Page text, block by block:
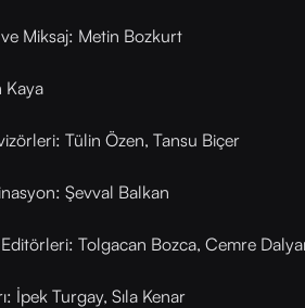
ve Miksaj: Metin Bozkurt
Kaya
Tülin Özen, Tansu Biçer
Şevval Balkan
Editörleri: Tolgacan Bozca, Cemre
İpek Turgay, Sıla Kenar